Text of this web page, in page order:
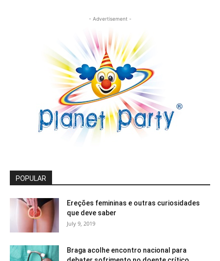
- Advertisement -
POPULAR
Ereções femininas e outras curiosidades
que deve saber
July 9, 2019
Braga acolhe encontro nacional para